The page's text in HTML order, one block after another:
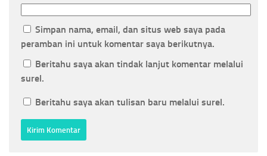
Simpan nama, email, dan situs web saya pada
peramban ini untuk komentar saya berikutnya.
Beritahu saya akan tindak lanjut komentar melalui
surel.
Beritahu saya akan tulisan baru melalui surel.